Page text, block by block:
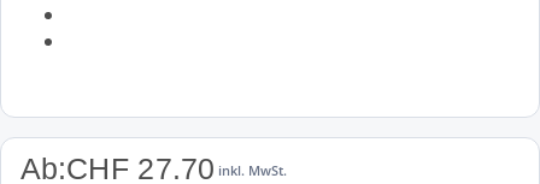
Ab:CHF27.70 inkl. MwSt.